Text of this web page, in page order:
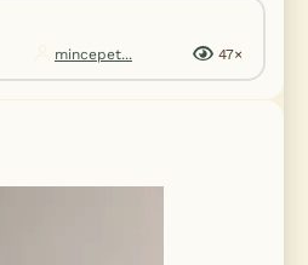
mincepet... 47×